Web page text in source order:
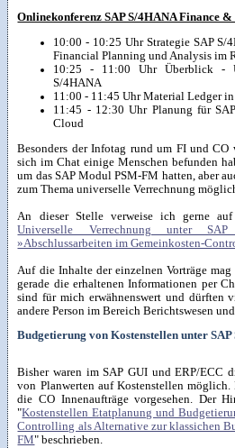
Onlinekonferenz SAP S/4HANA Finance
10:00 - 10:25 Uhr Strategie SAP S/
Financial Planning und Analysis im
10:25 - 11:00 Uhr Überblick -
S/4HANA
11:00 - 11:45 Uhr Material Ledger
11:45 - 12:30 Uhr Planung für
Cloud
Besonders der Infotag rund um FI und
sich im Chat einige Menschen befunden
um das SAP Modul PSM-FM hatten, aber
zum Thema universelle Verrechnung
An dieser Stelle verweise ich gerne
Universelle Verrechnung unter
»Abschlussarbeiten im Gemeinkosten-
Auf die Inhalte der einzelnen Vorträge
gerade die erhaltenen Informationen per
sind für mich erwähnenswert und dürften
andere Person im Bereich Berichtswesen
Budgetierung von Kostenstellen unter
Bisher waren im SAP GUI und ERP/ECC
von Planwerten auf Kostenstellen
die CO Innenaufträge vorgesehen. Der
"Kostenstellen Etatplanung und
Controlling als Alternative zur klassichen
FM" beschrieben.